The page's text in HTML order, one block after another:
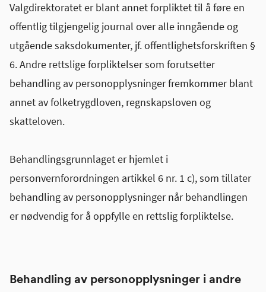
Valgdirektoratet er blant annet forpliktet til å føre en
offentlig tilgjengelig journal over alle inngående og
utgående saksdokumenter, jf. offentlighetsforskriften §
6. Andre rettslige forpliktelser som forutsetter
behandling av personopplysninger fremkommer blant
annet av folketrygdloven, regnskapsloven og
skatteloven.
Behandlingsgrunnlaget er hjemlet i
personvernforordningen artikkel 6 nr. 1 c), som tillater
behandling av personopplysninger når behandlingen
er nødvendig for å oppfylle en rettslig forpliktelse.
Behandling av personopplysninger i andre